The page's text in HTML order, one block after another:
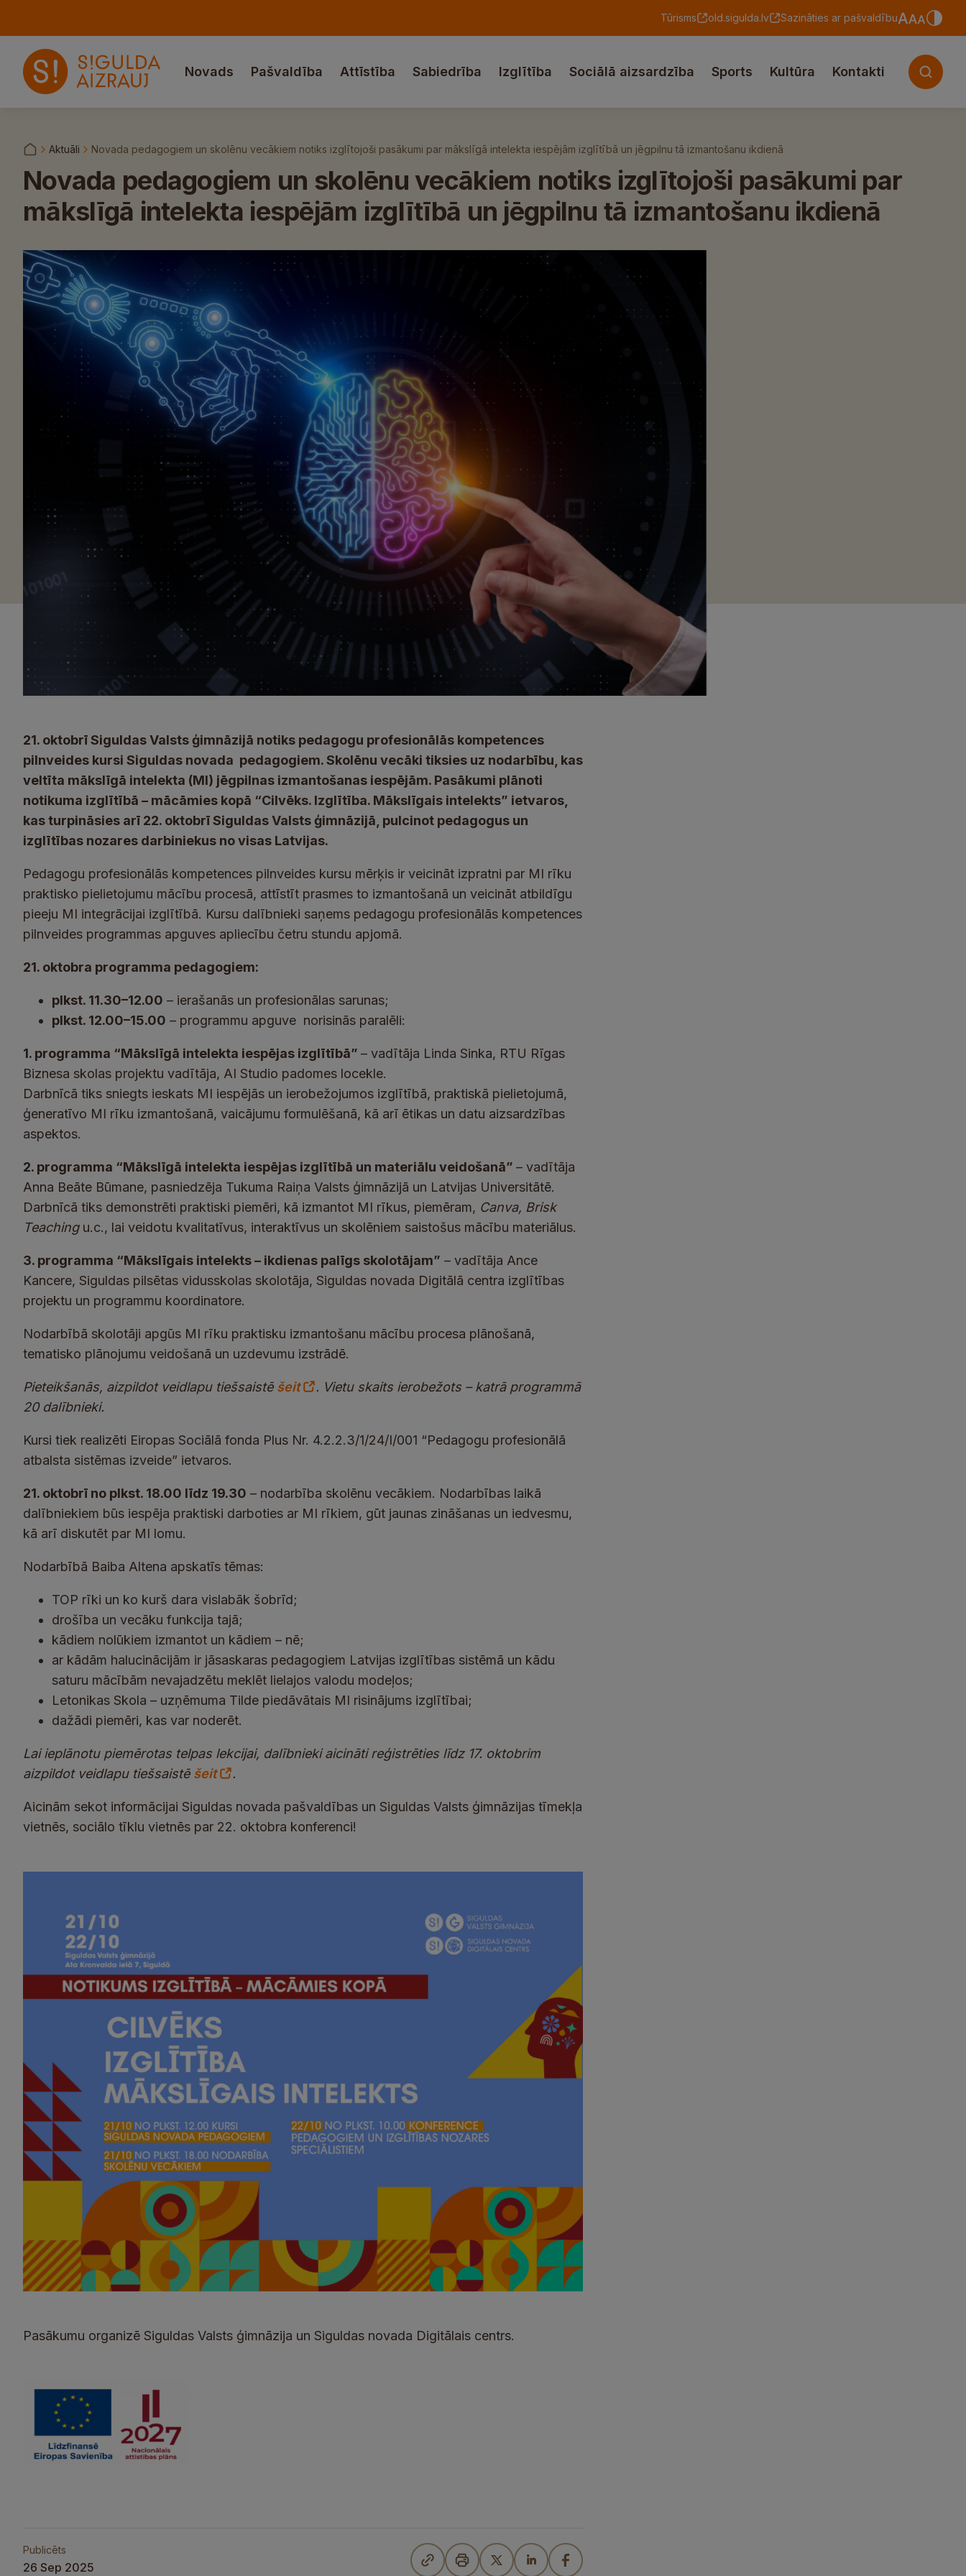
Tūrisms old.sigulda.lv Sazināties ar pašvaldību
Novads Pašvaldība Attīstība Sabiedrība Izglītība Sociālā aizsardzība Sports Kultūra Kontakti
Aktuāli Novada pedagogiem un skolēnu vecākiem notiks izglītojoši pasākumi par mākslīgā intelekta iespējām izglītībā un jēgpilnu tā izmantošanu ikdienā
Novada pedagogiem un skolēnu vecākiem notiks izglītojoši pasākumi par
mākslīgā intelekta iespējām izglītībā un jēgpilnu tā izmantošanu ikdienā
21. oktobrī Siguldas Valsts ģimnāzijā notiks pedagogu profesionālās kompetences
pilnveides kursi Siguldas novada pedagogiem. Skolēnu vecāki tiksies uz nodarbību, kas
veltīta mākslīgā intelekta (MI) jēgpilnas izmantošanas iespējām. Pasākumi plānoti
notikuma izglītībā – mācāmies kopā “Cilvēks. Izglītība. Mākslīgais intelekts” ietvaros,
kas turpināsies arī 22. oktobrī Siguldas Valsts ģimnāzijā, pulcinot pedagogus un
izglītības nozares darbiniekus no visas Latvijas.
Pedagogu profesionālās kompetences pilnveides kursu mērķis ir veicināt izpratni par MI rīku
praktisko pielietojumu mācību procesā, attīstīt prasmes to izmantošanā un veicināt atbildīgu
pieeju MI integrācijai izglītībā. Kursu dalībnieki saņems pedagogu profesionālās kompetences
pilnveides programmas apguves apliecību četru stundu apjomā.
21. oktobra programma pedagogiem:
plkst. 11.30–12.00 – ierašanās un profesionālas sarunas;
plkst. 12.00–15.00 – programmu apguve norisinās paralēli:
1. programma “Mākslīgā intelekta iespējas izglītībā” – vadītāja Linda Sinka, RTU Rīgas
Biznesa skolas projektu vadītāja, AI Studio padomes locekle.
Darbnīcā tiks sniegts ieskats MI iespējās un ierobežojumos izglītībā, praktiskā pielietojumā,
ģeneratīvo MI rīku izmantošanā, vaicājumu formulēšanā, kā arī ētikas un datu aizsardzības
aspektos.
2. programma “Mākslīgā intelekta iespējas izglītībā un materiālu veidošanā” – vadītāja
Anna Beāte Būmane, pasniedzēja Tukuma Raiņa Valsts ģimnāzijā un Latvijas Universitātē.
Darbnīcā tiks demonstrēti praktiski piemēri, kā izmantot MI rīkus, piemēram, Canva, Brisk
Teachingu.c., lai veidotu kvalitatīvus, interaktīvus un skolēniem saistošus mācību materiālus.
3. programma “Mākslīgais intelekts – ikdienas palīgs skolotājam” – vadītāja Ance
Kancere, Siguldas pilsētas vidusskolas skolotāja, Siguldas novada Digitālā centra izglītības
projektu un programmu koordinatore.
Nodarbībā skolotāji apgūs MI rīku praktisku izmantošanu mācību procesa plānošanā,
tematisko plānojumu veidošanā un uzdevumu izstrādē.
Pieteikšanās, aizpildot veidlapu tiešsaistē šeit
. Vietu skaits ierobežots – katrā programmā
20 dalībnieki.
Kursi tiek realizēti Eiropas Sociālā fonda Plus Nr. 4.2.2.3/1/24/I/001 “Pedagogu profesionālā
atbalsta sistēmas izveide” ietvaros.
21. oktobrī no plkst. 18.00 līdz 19.30 – nodarbība skolēnu vecākiem. Nodarbības laikā
dalībniekiem būs iespēja praktiski darboties ar MI rīkiem, gūt jaunas zināšanas un iedvesmu,
kā arī diskutēt par MI lomu.
Nodarbībā Baiba Altena apskatīs tēmas:
TOP rīki un ko kurš dara vislabāk šobrīd;
drošība un vecāku funkcija tajā;
kādiem nolūkiem izmantot un kādiem – nē;
ar kādām halucinācijām ir jāsaskaras pedagogiem Latvijas izglītības sistēmā un kādu
saturu mācībām nevajadzētu meklēt lielajos valodu modeļos;
Letonikas Skola – uzņēmuma Tilde piedāvātais MI risinājums izglītībai;
dažādi piemēri, kas var noderēt.
Lai ieplānotu piemērotas telpas lekcijai, dalībnieki aicināti reģistrēties līdz 17. oktobrim
aizpildot veidlapu tiešsaistē šeit .
Aicinām sekot informācijai Siguldas novada pašvaldības un Siguldas Valsts ģimnāzijas tīmekļa
vietnēs, sociālo tīklu vietnēs par 22. oktobra konferenci!
Pasākumu organizē Siguldas Valsts ģimnāzija un Siguldas novada Digitālais centrs.
Publicēts
26 Sep 2025